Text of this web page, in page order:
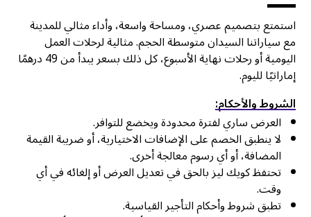
استمتع بتصميم عصري، ومساحة واسعة، وأداء مثالي للمدينة
مع سياراتنا السيدان متوسطة الحجم. مثالية لرحلات العمل
اليومية أو رحلات نهاية الأسبوع، كل ذلك بسعر يبدأ من 49 درهمًا
إماراتيًا لليوم.
الشروط والأحكام:
العرض ساري لفترة محدودة ويخضع للتوافر.
لا ينطبق الخصم على الإضافات الاختيارية، أو ضريبة القيمة
المضافة، أو أي رسوم معالجة أخرى.
تحتفظ كويك ليز بالحق في تعديل العرض أو إلغائه في أي
وقت.
تطبق شروط وأحكام التأجير القياسية.